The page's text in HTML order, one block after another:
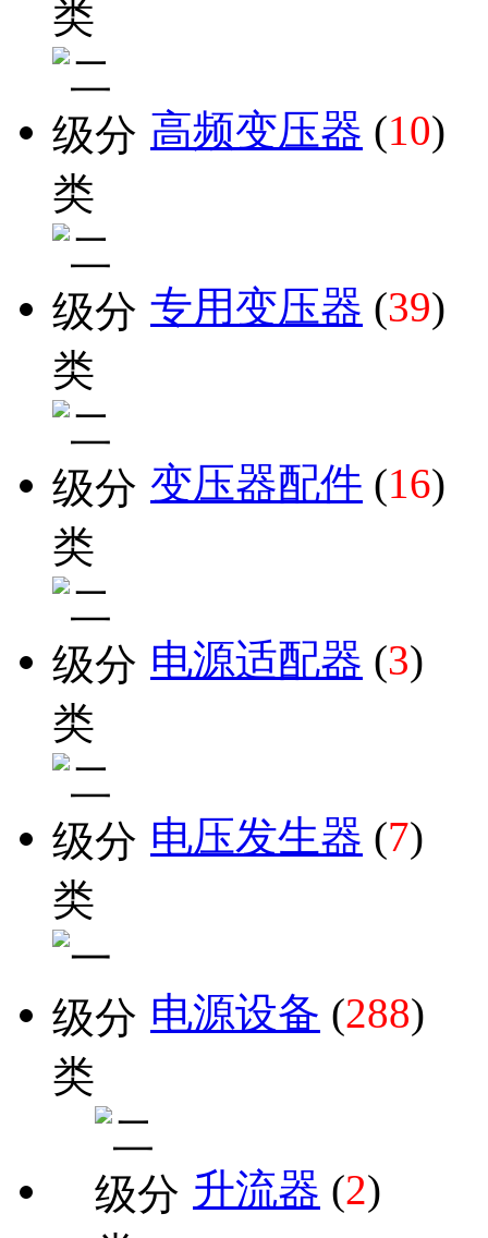
高频变压器 (10)
专用变压器 (39)
变压器配件 (16)
电源适配器 (3)
电压发生器 (7)
电源设备 (288)
升流器 (2)